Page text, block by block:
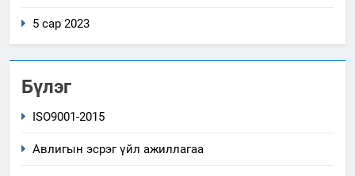
5 сар 2023
Бүлэг
ISO9001-2015
Авлигын эсрэг үйл ажиллагаа